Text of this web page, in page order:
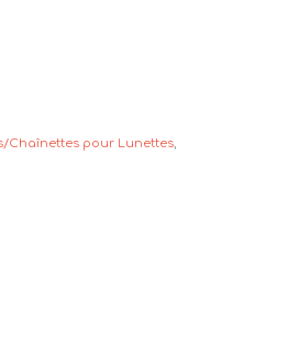
Chaînettes pour Lunettes,